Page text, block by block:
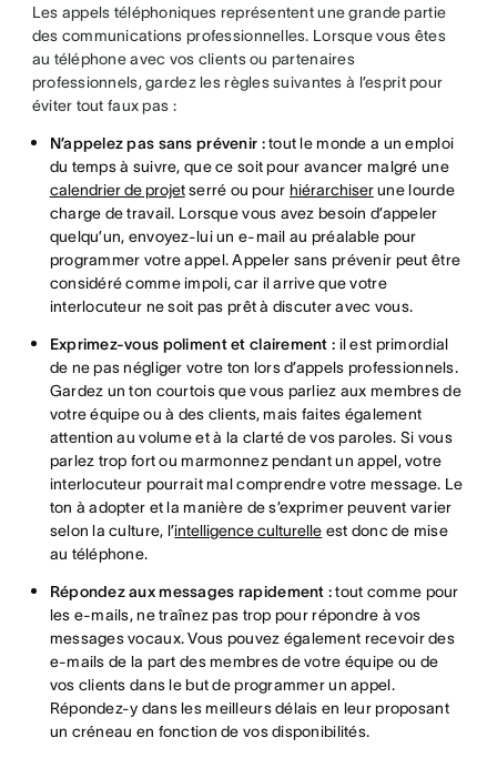
Les appels téléphoniques représentent une grande partie
des communications professionnelles. Lorsque vous êtes
au téléphone avec vos clients ou partenaires
professionnels, gardez les règles suivantes à l’esprit pour
éviter tout faux pas :
N’appelez pas sans prévenir :tout le monde a un emploi
du temps à suivre, que ce soit pour avancer malgré une
calendrier de projetserré ou pour hiérarchiserune lourde
charge de travail. Lorsque vous avez besoin d’appeler
quelqu’un, envoyez-lui un e-mail au préalable pour
programmer votre appel. Appeler sans prévenir peut être
considéré comme impoli, car il arrive que votre
interlocuteur ne soit pas prêt à discuter avec vous.
Exprimez-vous poliment et clairement : il est primordial
de ne pas négliger votre ton lors d’appels professionnels.
Gardez un ton courtois que vous parliez aux membres de
votre équipe ou à des clients, mais faites également
attention au volume et à la clarté de vos paroles. Si vous
parlez trop fort ou marmonnez pendant un appel, votre
interlocuteur pourrait mal comprendre votre message. Le
ton à adopter et la manière de s’exprimer peuvent varier
selon la culture, l’intelligence culturelle est donc de mise
au téléphone.
Répondez aux messages rapidement :tout comme pour
les e-mails, ne traînez pas trop pour répondre à vos
messages vocaux. Vous pouvez également recevoir des
e-mails de la part des membres de votre équipe ou de
vos clients dans le but de programmer un appel.
Répondez-y dans les meilleurs délais en leur proposant
un créneau en fonction de vos disponibilités.